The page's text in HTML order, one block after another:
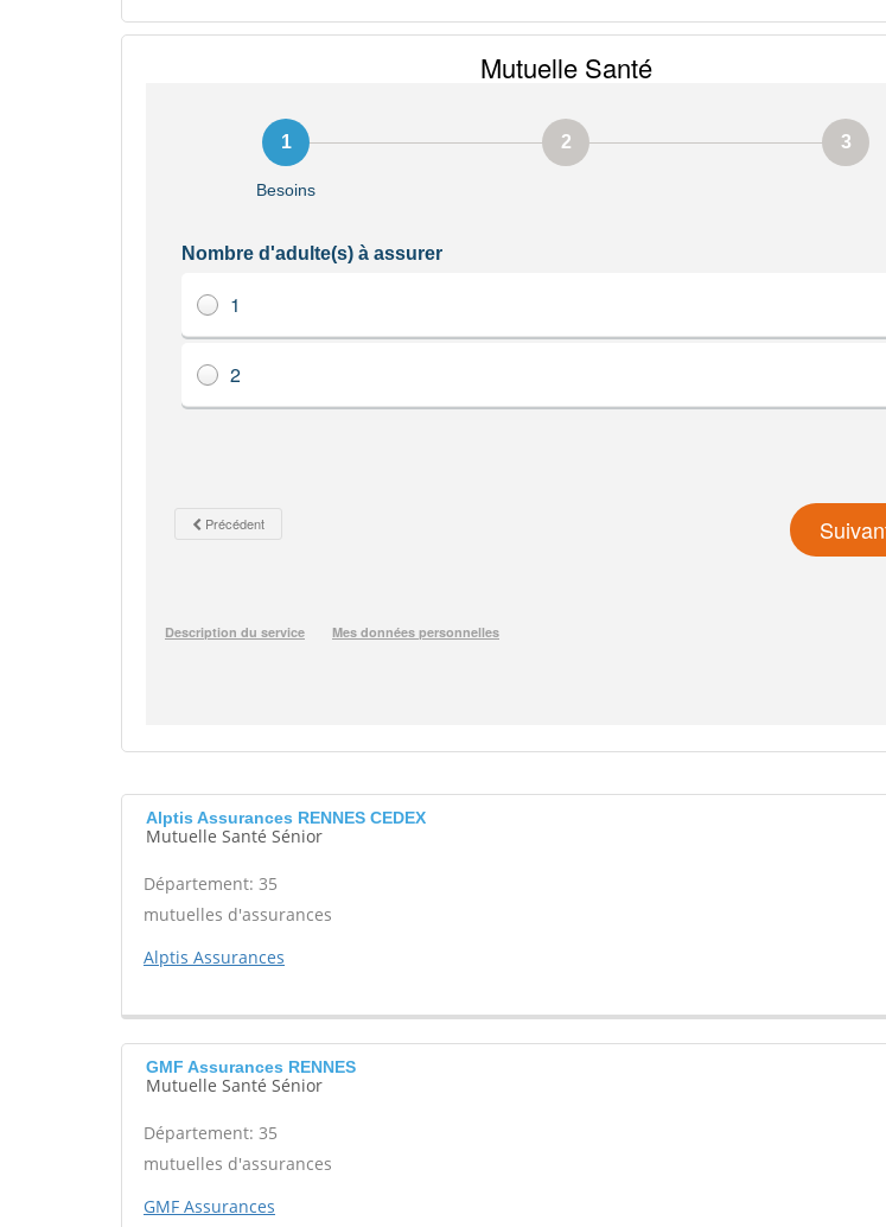
Alptis Assurances RENNES CEDEX
Mutuelle Santé Sénior
Département: 35
mutuelles d'assurances
Alptis Assurances
GMF Assurances RENNES
Mutuelle Santé Sénior
Département: 35
mutuelles d'assurances
GMF Assurances